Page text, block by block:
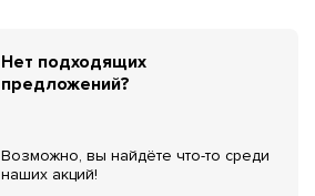
Нет подходящих
предложений?
Возможно, вы найдёте что-то среди
наших акций!